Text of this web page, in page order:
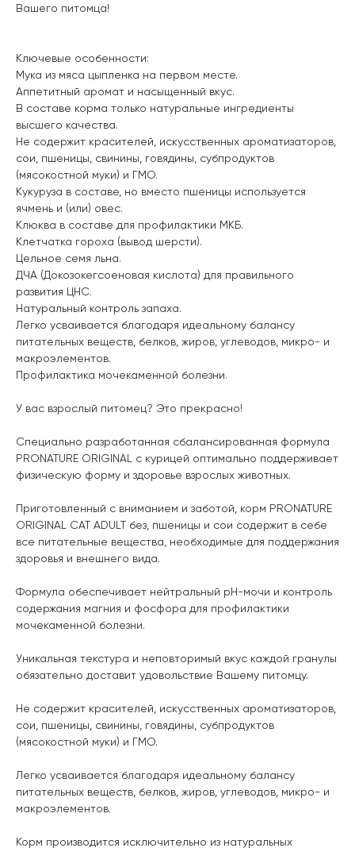
Вашего питомца!
Ключевые особенности:
Мука из мяса цыпленка на первом месте.
Аппетитный аромат и насыщенный вкус.
В составе корма только натуральные ингредиенты
высшего качества.
Не содержит красителей, искусственных ароматизаторов,
сои, пшеницы, свинины, говядины, субпродуктов
(мясокостной муки) и ГМО.
Кукуруза в составе, но вместо пшеницы используется
ячмень и (или) овес.
Клюква в составе для профилактики МКБ.
Клетчатка гороха (вывод шерсти).
Цельное семя льна.
ДЧА (Докозокегсоеновая кислота) для правильного
развития ЦНС.
Натуральный контроль запаха.
Легко усваивается благодаря идеальному балансу
питательных веществ, белков, жиров, углеводов, микро- и
макроэлементов.
Профилактика мочекаменной болезни.
У вас взрослый питомец? Это прекрасно!
Специально разработанная сбалансированная формула
PRONATURE ORIGINAL с курицей оптимально поддерживает
физическую форму и здоровье взрослых животных.
Приготовленный с вниманием и заботой, корм PRONATURE
ORIGINAL CAT ADULT без, пшеницы и сои содержит в себе
все питательные вещества, необходимые для поддержания
здоровья и внешнего вида.
Формула обеспечивает нейтральный рН-мочи и контроль
содержания магния и фосфора для профилактики
мочекаменной болезни.
Уникальная текстура и неповторимый вкус каждой гранулы
обязательно доставит удовольствие Вашему питомцу.
Не содержит красителей, искусственных ароматизаторов,
сои, пшеницы, свинины, говядины, субпродуктов
(мясокостной муки) и ГМО.
Легко усваивается благодаря идеальному балансу
питательных веществ, белков, жиров, углеводов, микро- и
макроэлементов.
Корм производится исключительно из натуральных